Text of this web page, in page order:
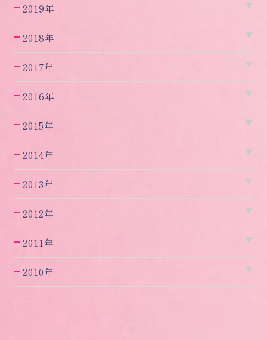
2019年
2018年
2017年
2016年
2015年
2014年
2013年
2012年
2011年
2010年